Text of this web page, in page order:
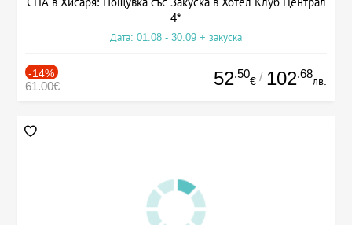
4*
Дата: 01.08 - 30.09 + закуска
-14%
61.00€ 52.50
€ / 102.68
лв.